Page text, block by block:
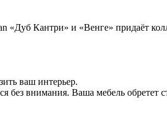
«Дуб Кантри» и «Венге» придаёт
ваш интерьер.
без внимания. Ваша мебель